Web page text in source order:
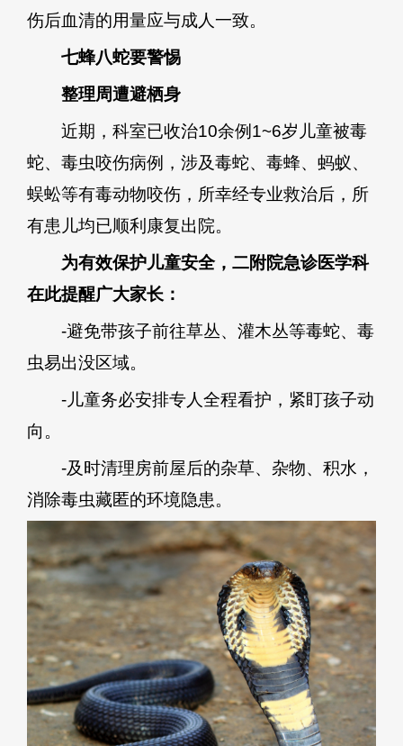
伤后血清的用量应与成人一致。
七蜂八蛇要警惕
整理周遭避栖身
近期，科室已收治10余例1~6岁儿童被毒
蛇、毒虫咬伤病例，涉及毒蛇、毒蜂、蚂蚁、
蜈蚣等有毒动物咬伤，所幸经专业救治后，所
有患儿均已顺利康复出院。
为有效保护儿童安全，二附院急诊医学科
在此提醒广大家长：
-避免带孩子前往草丛、灌木丛等毒蛇、毒
虫易出没区域。
-儿童务必安排专人全程看护，紧盯孩子动
向。
-及时清理房前屋后的杂草、杂物、积水，
消除毒虫藏匿的环境隐患。